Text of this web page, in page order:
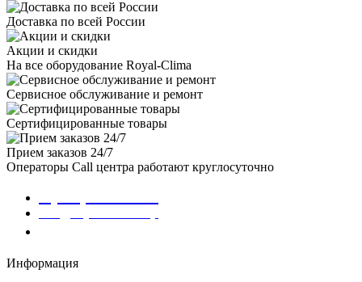
Доставка по всей России
Акции и скидки
На все оборудование Royal-Clima
Сервисное обслуживание и ремонт
Сертифицированные товары
Прием заказов 24/7
Операторы Call центра работают круглосуточно
Информация